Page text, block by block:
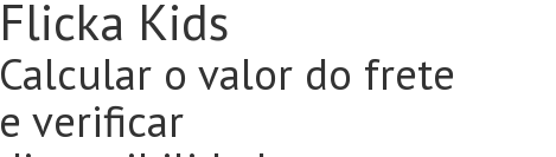
Flicka Kids
Calcular o valor do frete
e verificar